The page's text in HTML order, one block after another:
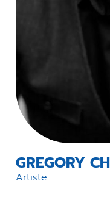
GREGORY
Artiste